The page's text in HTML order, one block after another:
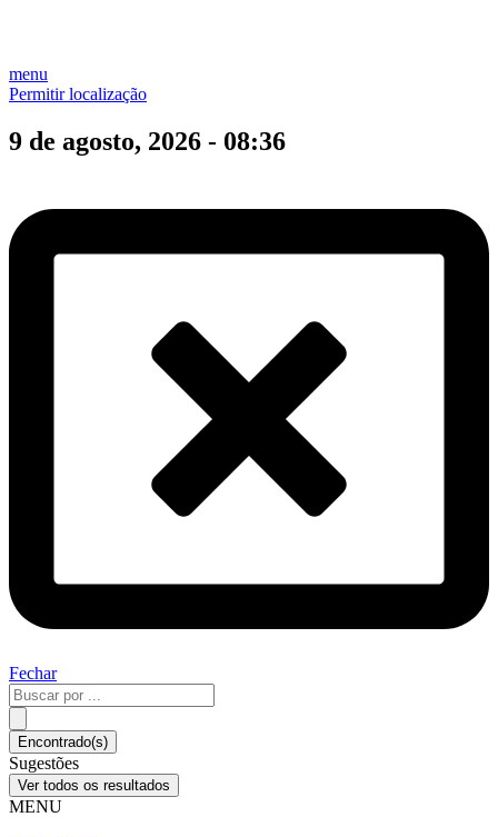
menu
Permitir localização
9 de agosto, 2026 - 08:36
Fechar
Pesquisar
...
Encontrado(s)
Sugestões
Ver todos os resultados
MENU